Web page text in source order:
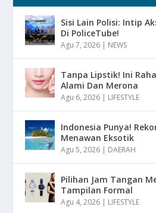
Sisi Lain Polisi: Intip
Di PoliceTube!
Agu 7, 2026 | NEWS
Tanpa Lipstik! Ini
Alami Dan Merona
Agu 6, 2026 | LIFESTYLE
Indonesia Punya!
Menawan Eksotik
Agu 5, 2026 | DAERAH
Pilihan Jam Tangan
Tampilan Formal
Agu 4, 2026 | LIFESTYLE